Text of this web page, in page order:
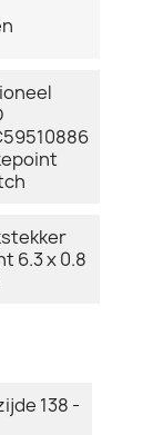
6.3 x 0.8
138 -